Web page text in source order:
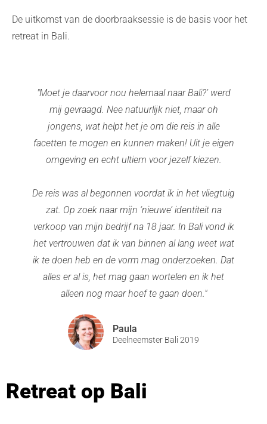
De uitkomst van de doorbraaksessie is de basis voor het
retreat in Bali.
"Moet je daarvoor nou helemaal naar Bali?’ werd
mij gevraagd. Nee natuurlijk niet, maar oh
jongens, wat helpt het je om die reis in alle
facetten te mogen en kunnen maken! Uit je eigen
omgeving en echt ultiem voor jezelf kiezen.
De reis was al begonnen voordat ik in het vliegtuig
zat. Op zoek naar mijn ‘nieuwe’ identiteit na
verkoop van mijn bedrijf na 18 jaar. In Bali vond ik
het vertrouwen dat ik van binnen al lang weet wat
ik te doen heb en de vorm mag onderzoeken. Dat
alles er al is, het mag gaan wortelen en ik het
alleen nog maar hoef te gaan doen."
Paula
Deelneemster Bali 2019
Retreat op Bali